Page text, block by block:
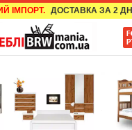
ІМПОРТ. ДОСТАВКА ЗА 2 ДНІ